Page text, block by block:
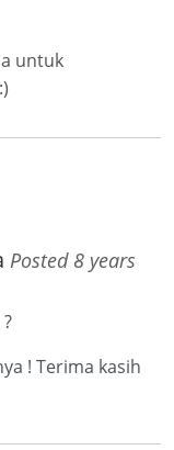
untuk
Posted 8 years
! Terima kasih